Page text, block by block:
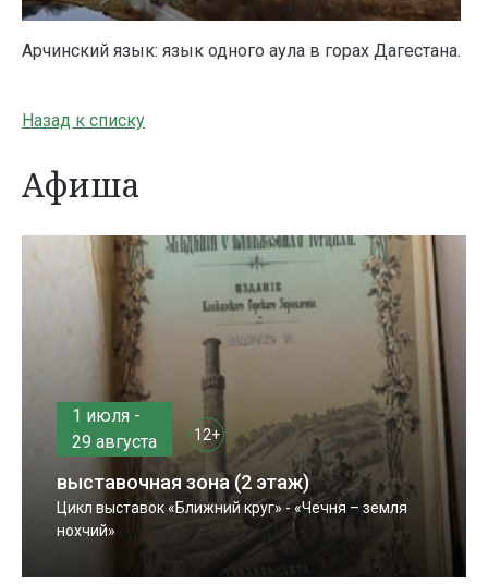
Арчинский язык: язык одного аула в горах Дагестана.
Назад к списку
Афиша
1 июля -
29 августа
12+
выставочная зона (2 этаж)
Цикл выставок «Ближний круг» - «Чечня – земля
нохчий»